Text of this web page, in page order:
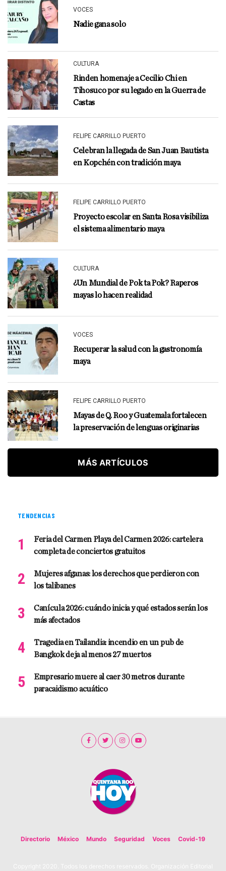
VOCES
Nadie gana solo
CULTURA
Rinden homenaje a Cecilio Chi en
Tihosuco por su legado en la Guerra de
Castas
FELIPE CARRILLO PUERTO
Celebran la llegada de San Juan Bautista
en Kopchén con tradición maya
FELIPE CARRILLO PUERTO
Proyecto escolar en Santa Rosa visibiliza
el sistema alimentario maya
CULTURA
¿Un Mundial de Pok ta Pok? Raperos
mayas lo hacen realidad
VOCES
Recuperar la salud con la gastronomía
maya
FELIPE CARRILLO PUERTO
Mayas de Q. Roo y Guatemala fortalecen
la preservación de lenguas originarias
MÁS ARTÍCULOS
TENDENCIAS
Feria del Carmen Playa del Carmen 2026: cartelera
completa de conciertos gratuitos
Mujeres afganas: los derechos que perdieron con
los talibanes
Canícula 2026: cuándo inicia y qué estados serán los
más afectados
Tragedia en Tailandia: incendio en un pub de
Bangkok deja al menos 27 muertos
Empresario muere al caer 30 metros durante
paracaidismo acuático
Directorio México Mundo Seguridad Voces Covid-19